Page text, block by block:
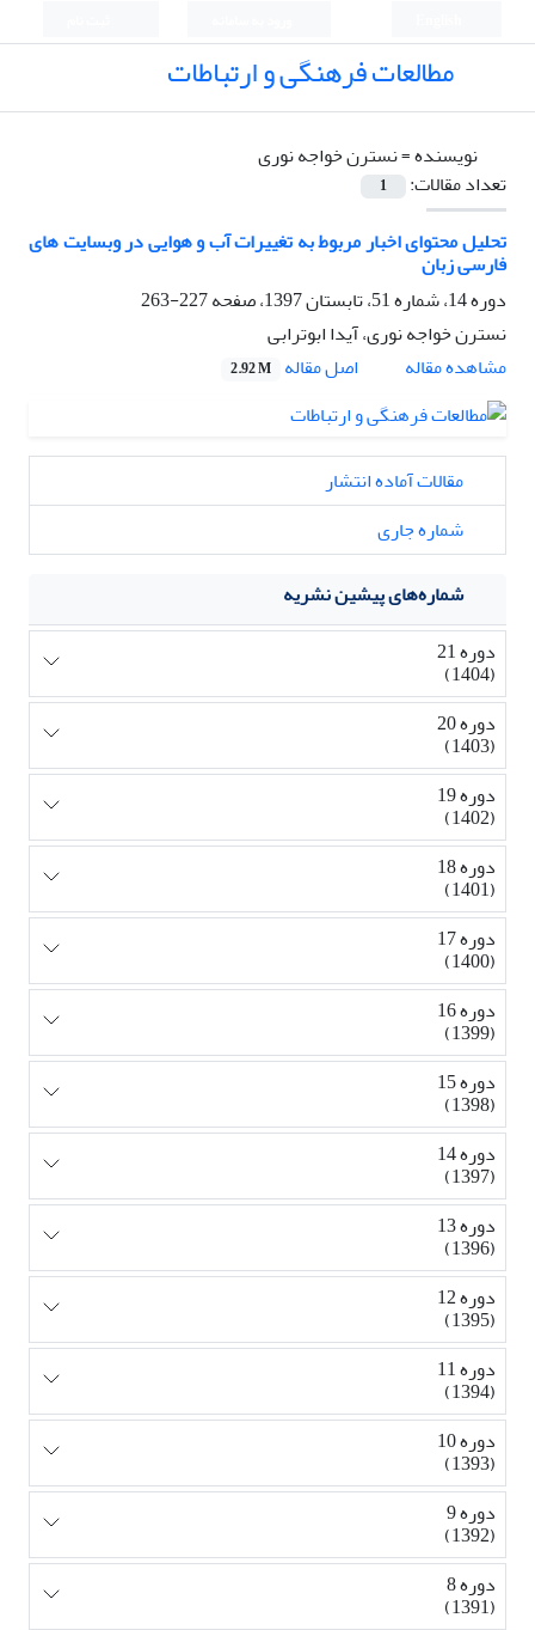
مطالعات فرهنگی و ارتباطات
نویسنده =نسترن خواجه نوری
تعداد مقالات:
1
تحلیل محتوای اخبار مربوط به تغییرات آب و هوایی در وبسایت های
فارسی زبان
دوره 14، شماره 51، تابستان 1397، صفحه
227-263
نسترن خواجه نوری، آیدا ابوترابی
مشاهده مقاله
اصل مقاله 2.92 M
مقالات آماده انتشار
شماره جاری
شماره‌های پیشین نشریه
دوره 21
(1404)
دوره 20
(1403)
دوره 19
(1402)
دوره 18
(1401)
دوره 17
(1400)
دوره 16
(1399)
دوره 15
(1398)
دوره 14
(1397)
دوره 13
(1396)
دوره 12
(1395)
دوره 11
(1394)
دوره 10
(1393)
دوره 9
(1392)
دوره 8
(1391)